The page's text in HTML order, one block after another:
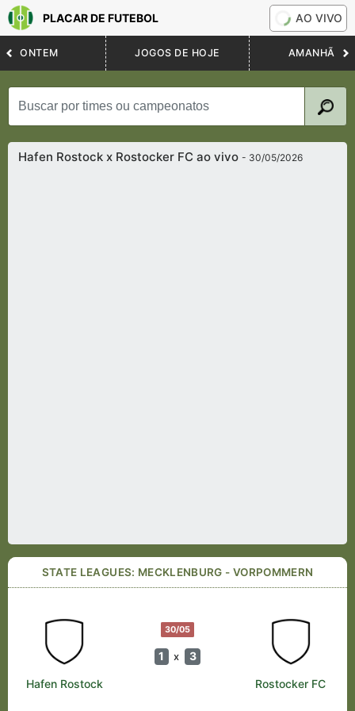
PLACAR DE FUTEBOL AO VIVO
ONTEM JOGOS DE HOJE AMANHÃ
Hafen Rostock x Rostocker FC ao vivo- 30/05/2026
STATE LEAGUES: MECKLENBURG - VORPOMMERN
30/05
1 x 3
Hafen Rostock Rostocker FC